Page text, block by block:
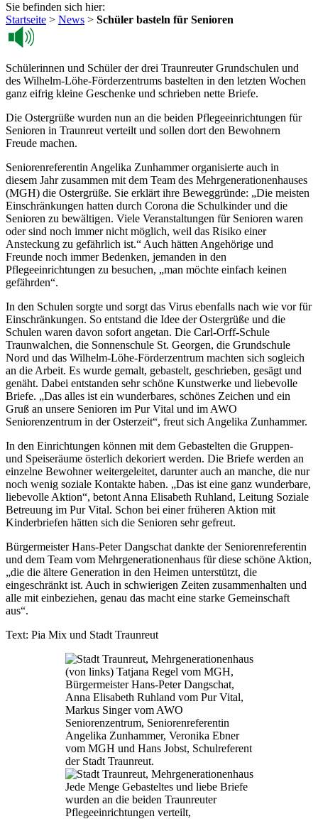
Sie befinden sich hier:
Startseite > News > Schüler basteln für Senioren
Schülerinnen und Schüler der drei Traunreuter Grundschulen und
des Wilhelm-Löhe-Förderzentrums bastelten in den letzten Wochen
ganz eifrig kleine Geschenke und schrieben nette Briefe.
Die Ostergrüße wurden nun an die beiden Pflegeeinrichtungen für
Senioren in Traunreut verteilt und sollen dort den Bewohnern
Freude machen.
Seniorenreferentin Angelika Zunhammer organisierte auch in
diesem Jahr zusammen mit dem Team des Mehrgenerationenhauses
(MGH) die Ostergrüße. Sie erklärt ihre Beweggründe: „Die meisten
Einschränkungen hatten durch Corona die Schulkinder und die
Senioren zu bewältigen. Viele Veranstaltungen für Senioren waren
oder sind noch immer nicht möglich, weil das Risiko einer
Ansteckung zu gefährlich ist.“ Auch hätten Angehörige und
Freunde noch immer Bedenken, jemanden in den
Pflegeeinrichtungen zu besuchen, „man möchte einfach keinen
gefährden“.
In den Schulen sorgte und sorgt das Virus ebenfalls nach wie vor für
Einschränkungen. So entstand die Idee der Ostergrüße und die
Schulen waren davon sofort angetan. Die Carl-Orff-Schule
Traunwalchen, die Sonnenschule St. Georgen, die Grundschule
Nord und das Wilhelm-Löhe-Förderzentrum machten sich sogleich
an die Arbeit. Es wurde gemalt, gebastelt, geschrieben, gesägt und
genäht. Dabei entstanden sehr schöne Kunstwerke und liebevolle
Briefe. „Das alles ist ein wunderbares, schönes Zeichen und ein
Gruß an unsere Senioren im Pur Vital und im AWO
Seniorenzentrum in der Osterzeit“, freut sich Angelika Zunhammer.
In den Einrichtungen können mit dem Gebastelten die Gruppen-
und Speiseräume österlich dekoriert werden. Die Briefe werden an
einzelne Bewohner weitergeleitet, darunter auch an manche, die nur
noch wenig soziale Kontakte haben. „Das ist eine ganz wunderbare,
liebevolle Aktion“, betont Anna Elisabeth Ruhland, Leitung Soziale
Betreuung im Pur Vital. Schon bei einer früheren Aktion mit
Kinderbriefen hätten sich die Senioren sehr gefreut.
Bürgermeister Hans-Peter Dangschat dankte der Seniorenreferentin
und dem Team vom Mehrgenerationenhaus für diese schöne Aktion,
„die die ältere Generation in den Heimen unterstützt, die
eingeschränkt ist. Auch in schwierigen Zeiten zusammenhalten und
alle mit einbeziehen, genau das macht eine starke Gemeinschaft
aus“.
Text: Pia Mix und Stadt Traunreut
(von links) Tatjana Regel vom MGH,
Bürgermeister Hans-Peter Dangschat,
Anna Elisabeth Ruhland vom Pur Vital,
Markus Singer vom AWO
Seniorenzentrum, Seniorenreferentin
Angelika Zunhammer, Veronika Ebner
vom MGH und Hans Jobst, Schulreferent
der Stadt Traunreut.
Jede Menge Gebasteltes und liebe Briefe
wurden an die beiden Traunreuter
Pflegeeinrichtungen verteilt,